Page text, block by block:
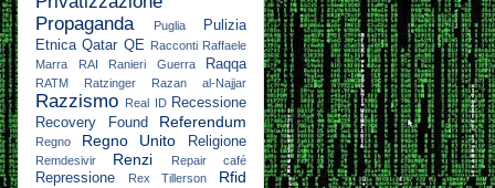
Propaganda
Puglia
Pulizia
Etnica Qatar QE Racconti Raffaele
Marra
RAI Ranieri Guerra Raqqa
RATM Ratzinger Razan al-Najjar
Razzismo Real ID Recessione
Recovery Found
Referendum
Regno Regno Unito Religione
Remdesivir Renzi Repair café
Repressione Rex Tillerson Rfid